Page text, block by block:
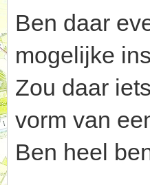
Ben daar
mogelijke
Zou daar
vorm van
Ben heel